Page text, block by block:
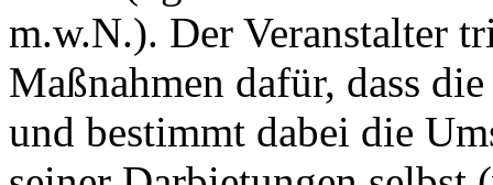
m.w.N.). Der Veranstalter
Maßnahmen dafür, dass
und bestimmt dabei die